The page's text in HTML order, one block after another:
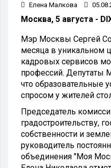
Елена Малкова
Москва, 5 августа -
Мэр Москвы Сергей
месяца в уникальном
кадровых сервисов
профессий. Депутаты
что образовательные
спросом у жителей
Председатель
градостроительству,
собственности и
руководитель
объединения "Моя